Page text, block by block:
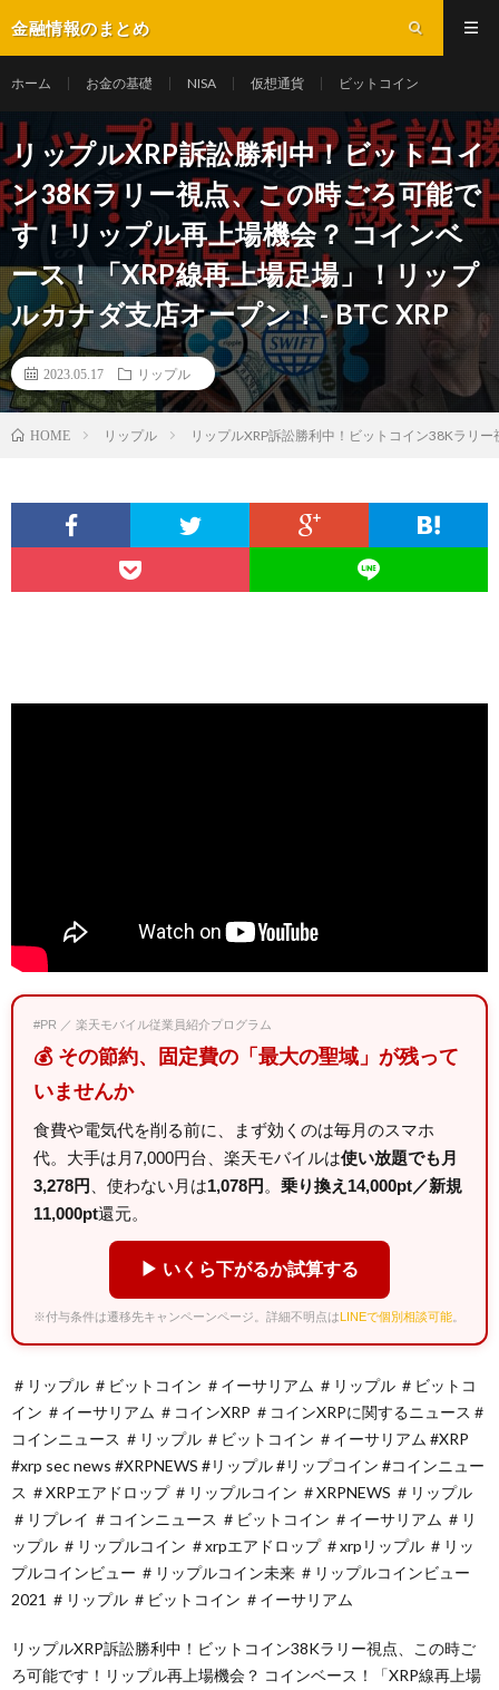
金融情報のまとめ
ホーム お金の基礎 NISA 仮想通貨 ビットコイン
リップルXRP訴訟勝利中！ビットコイ
ン38Kラリー視点、この時ごろ可能で
す！リップル再上場機会？ コインベ
ース！「XRP線再上場足場」！リップ
ルカナダ支店オープン！- BTC XRP
2023.05.17 リップル
HOME リップル リップルXRP訴訟勝利中！ビットコイン38Kラリ
#PR ／ 楽天モバイル従業員紹介プログラム
💰 その節約、固定費の「最大の聖域」が残って
いませんか
食費や電気代を削る前に、まず効くのは毎月のスマホ
代。大手は月7,000円台、楽天モバイルは使い放題でも月
3,278円
、使わない月は1,078円 。 乗り換え14,000pt／新規
11,000pt還元。
▶ いくら下がるか試算する
※付与条件は遷移先キャンペーンページ。詳細不明点はLINEで個別相談可能
＃リップル ＃ビットコイン ＃イーサリアム ＃リップル ＃ビットコ
イン ＃イーサリアム ＃コインXRP ＃コインXRPに関するニュース＃
コインニュース ＃リップル ＃ビットコイン ＃イーサリアム #XRP
#xrp sec news #XRPNEWS #リップル #リップコイン #コインニュー
ス ＃XRPエアドロップ ＃リップルコイン ＃XRPNEWS ＃リップル
＃リプレイ ＃コインニュース ＃ビットコイン ＃イーサリアム ＃リ
ップル ＃リップルコイン ＃xrpエアドロップ ＃xrpリップル ＃リッ
プルコインビュー ＃リップルコイン未来 ＃リップルコインビュー
2021 ＃リップル ＃ビットコイン ＃イーサリアム
リップルXRP訴訟勝利中！ビットコイン38Kラリー視点、この時ご
ろ可能です！リップル再上場機会？ コインベース！「XRP線再上場